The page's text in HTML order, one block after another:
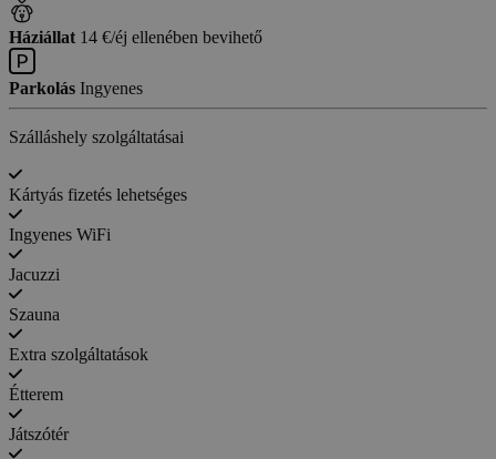
Háziállat 14 €/éj ellenében bevihető
Parkolás Ingyenes
Szálláshely szolgáltatásai
Kártyás fizetés lehetséges
Ingyenes WiFi
Jacuzzi
Szauna
Extra szolgáltatások
Étterem
Játszótér